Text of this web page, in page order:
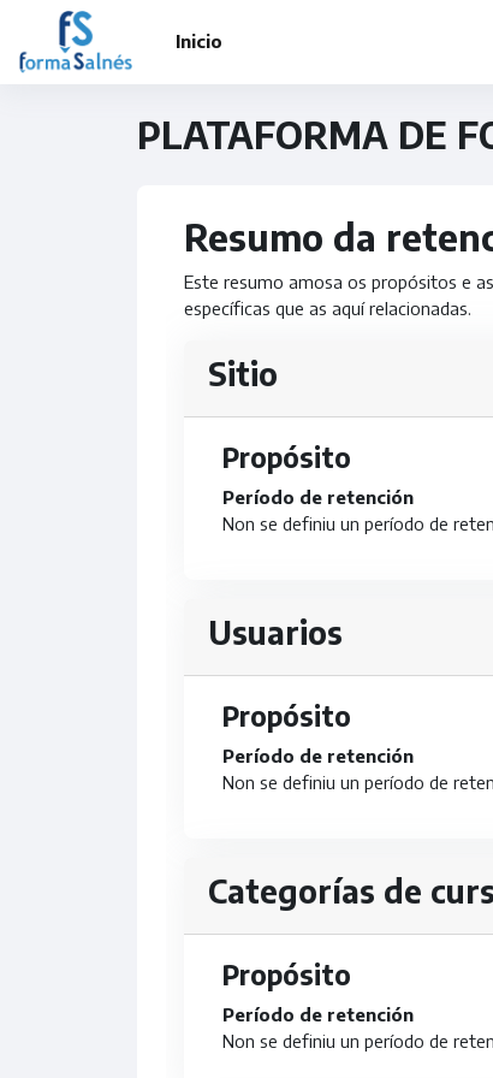
Ir ao contido principal
Inicio
PLATAFORMA DE
Resumo da
Este resumo amosa os propósitos e
específicas que as aquí relacionadas.
Sitio
Propósito
Período de retención
Non se definiu un período de
Usuarios
Propósito
Período de retención
Non se definiu un período de
Categorías de
Propósito
Período de retención
Non se definiu un período de